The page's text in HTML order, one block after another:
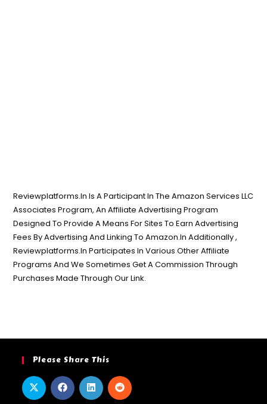
Reviewplatforms.In Is A Participant In The Amazon Services LLC
Associates Program, An Affiliate Advertising Program
Designed To Provide A Means For Sites To Earn Advertising
Fees By Advertising And Linking To Amazon.In Additionally ,
Reviewplatforms.In Participates In Various Other Affiliate
Programs And We Sometimes Get A Commission Through
Purchases Made Through Our Link.
Please Share This